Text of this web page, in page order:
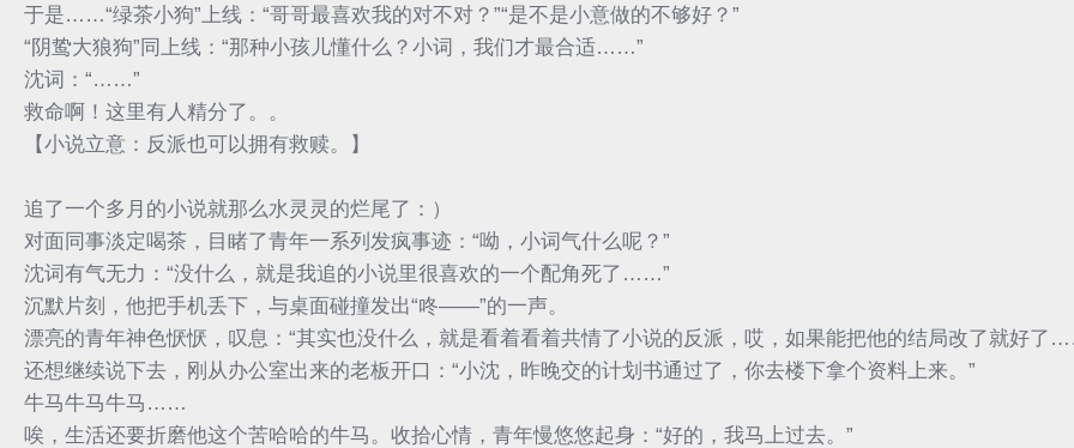
于是……“绿茶小狗”上线：“哥哥最喜欢我的对不对？”“是不是小意做的不够好？”
“阴鸷大狼狗”同上线：“那种小孩儿懂什么？小词，我们才最合适……”
沈词：“……”
救命啊！这里有人精分了。。
【小说立意：反派也可以拥有救赎。】
追了一个多月的小说就那么水灵灵的烂尾了：）
对面同事淡定喝茶，目睹了青年一系列发疯事迹：“呦，小词气什么呢？”
沈词有气无力：“没什么，就是我追的小说里很喜欢的一个配角死了……”
沉默片刻，他把手机丢下，与桌面碰撞发出“咚——”的一声。
漂亮的青年神色恹恹，叹息：“其实也没什么，就是看着看着共情了小说的反派，哎，如果能把他的结局改了就好了
还想继续说下去，刚从办公室出来的老板开口：“小沈，昨晚交的计划书通过了，你去楼下拿个资料上来。”
牛马牛马牛马……
唉，生活还要折磨他这个苦哈哈的牛马。收拾心情，青年慢悠悠起身：“好的，我马上过去。”